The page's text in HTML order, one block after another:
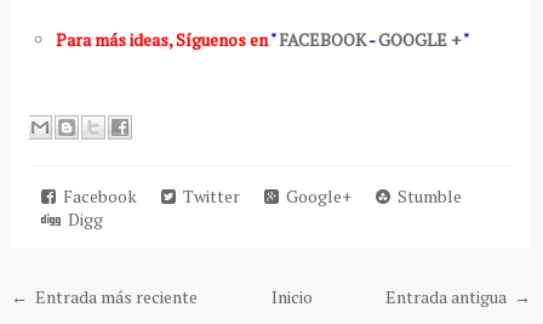
Para más ideas,Síguenos en"FACEBOOK-GOOGLE +"
Facebook Twitter Google+
Stumble
Digg
← Entrada más reciente Entrada antigua →
Inicio